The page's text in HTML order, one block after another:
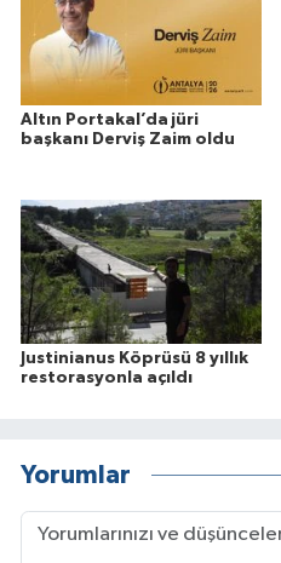
Altın Portakal’da jüri
başkanı Derviş Zaim oldu
Justinianus Köprüsü 8 yıllık
restorasyonla açıldı
Yorumlar